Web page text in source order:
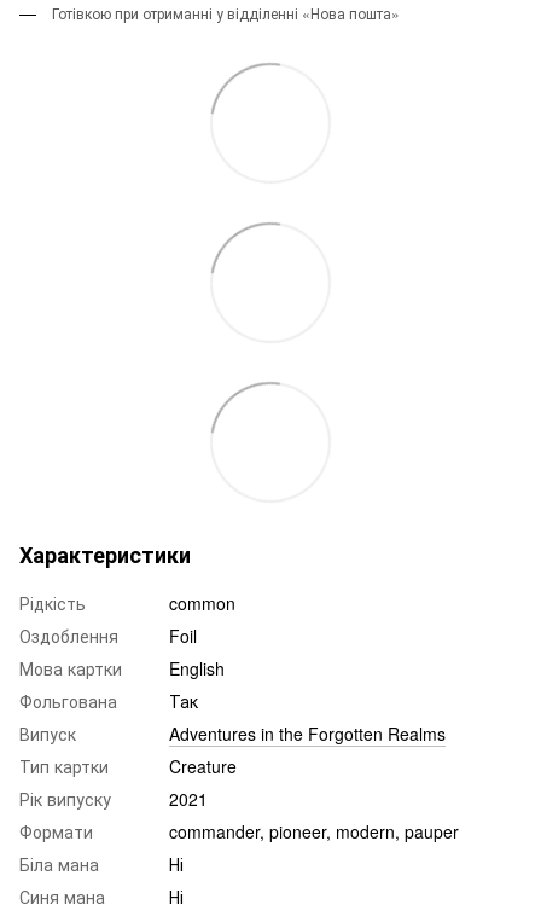
Готівкою при отриманні у відділенні «Нова пошта»
Характеристики
Рідкість
common
Оздоблення
Foil
Мова картки
English
Фольгована
Так
Випуск
Adventures in the Forgotten Realms
Тип картки
Creature
Рік випуску
2021
Формати
commander, pioneer, modern, pauper
Біла мана
Ні
Синя мана
Ні